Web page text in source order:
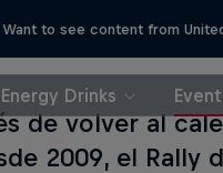
Want to see content from
Energy Drinks
de volver al
2009, el Rally